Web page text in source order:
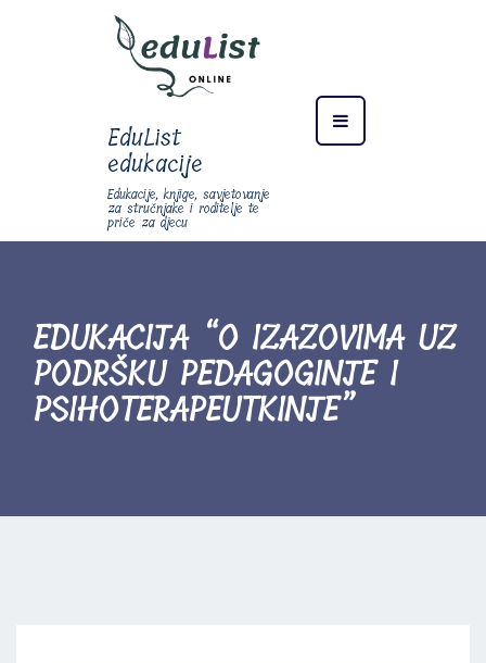
EduList
edukacije
Edukacije, knjige, savjetovanje
za stručnjake i roditelje te
priče za djecu
EDUKACIJA “O IZAZOVIMA UZ
PODRŠKU PEDAGOGINJE I
PSIHOTERAPEUTKINJE”